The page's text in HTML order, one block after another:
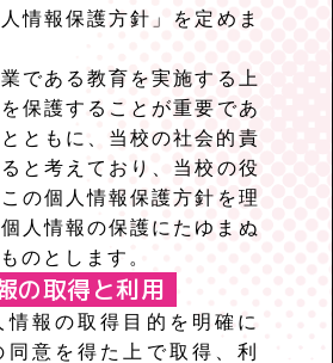
情報保護方針」を定めま
である教育を実施する上
保護することが重要であ
ともに、 当校の社会的責
と考えており、当校の役
の個人情報保護方針を理
人情報の保護にたゆまぬ
のとします。
の取得と利用
情報の取得目的を明確に
同意を得た上で取得、利